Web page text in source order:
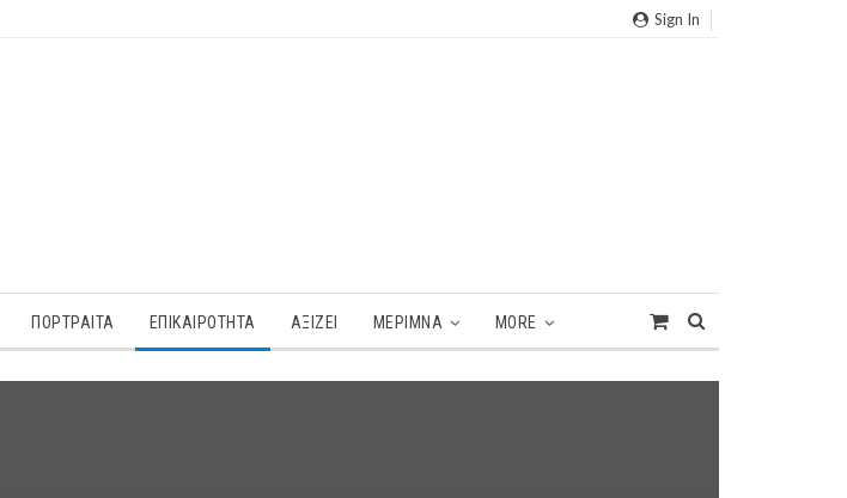
Sign In
ΠΟΡΤΡΑΊΤΑ ΕΠΙΚΑΙΡΌΤΗΤΑ ΑΞΙΖΕΙ ΜΕΡΙΜΝΑ MORE